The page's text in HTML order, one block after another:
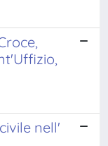
nell'